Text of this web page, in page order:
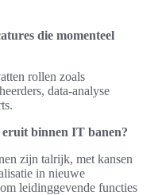
die momenteel
rollen zoals
data-analyse
eruit binnen IT banen?
zijn talrijk, met kansen
in nieuwe
leidinggevende functies